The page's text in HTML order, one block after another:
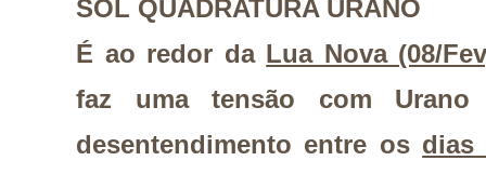
SOL QUADRATURA URANO
É ao redor da Lua Nova (08/
faz uma tensão com
desentendimento entre os dias